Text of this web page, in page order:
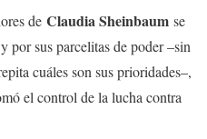
de Claudia Sheinbaum se
por sus parcelitas de poder –sin
cuáles son sus prioridades–,
el control de la lucha contra